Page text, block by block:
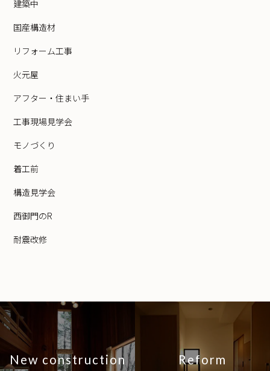
建築中
国産構造材
リフォーム工事
火元屋
アフター・住まい手
工事現場見学会
モノづくり
着工前
構造見学会
西御門のR
耐震改修
New construction Reform